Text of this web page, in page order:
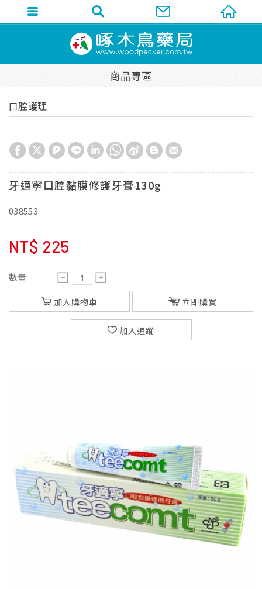
商品專區
口腔護理
牙適寧口腔黏膜修護牙膏130g
038553
NT$ 225
數量
加入購物車 立即購買
加入追蹤